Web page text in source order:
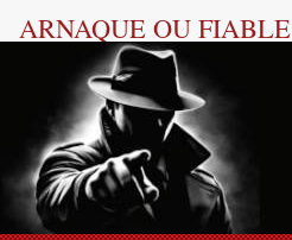
ARNAQUE OU FIABLE